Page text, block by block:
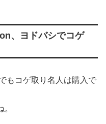
、ヨドバシでコゲ
もコゲ取り名人は購入で